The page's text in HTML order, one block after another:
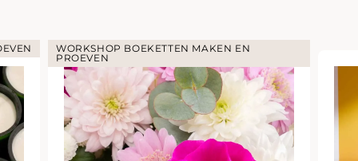
WORKSHOP BOEKETTEN MAKEN EN
PROEVEN